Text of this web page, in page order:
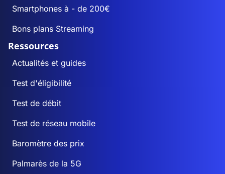
Smartphones à - de 200€
Bons plans Streaming
Ressources
Actualités et guides
Test d'éligibilité
Test de débit
Test de réseau mobile
Baromètre des prix
Palmarès de la 5G